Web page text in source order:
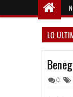
LO
de la Reserva 1:52
0